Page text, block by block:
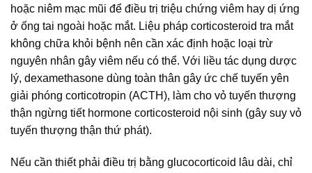
hoặc niêm mạc mũi để điều trị triệu chứng viêm hay dị ứng
ở ống tai ngoài hoặc mắt. Liệu pháp corticosteroid tra mắt
không chữa khỏi bệnh nên cần xác định hoặc loại trừ
nguyên nhân gây viêm nếu có thể. Với liều tác dụng dược
lý, dexamethasone dùng toàn thân gây ức chế tuyến yên
giải phóng corticotropin (ACTH), làm cho vỏ tuyến thượng
thận ngừng tiết hormone corticosteroid nội sinh (gây suy vỏ
tuyến thượng thận thứ phát).
Nếu cần thiết phải điều trị bằng glucocorticoid lâu dài, chỉ